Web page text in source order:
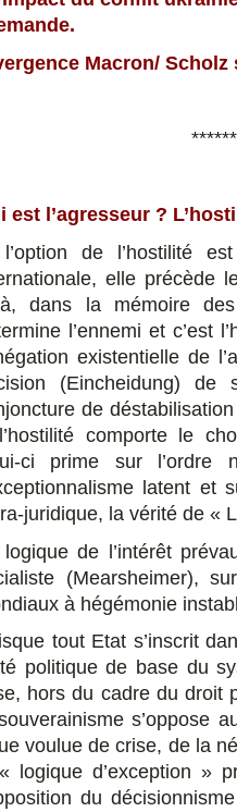
Macron/ Scholz
est l’agresseur ?
de l’hostilité
elle précède
dans la mémoire des
l’ennemi et c’est
existentielle de
(Eincheidung) de
de
comporte le
ci prime sur l’ordre
latent
juridique, la vérité de «
de l’intérêt
(Mearsheimer),
à hégémonie
tout Etat s’inscrit
politique de base du
hors du cadre du droit
s’oppose
voulue de crise, de la
logique d’exception »
du